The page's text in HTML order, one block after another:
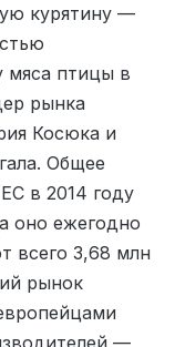
курятину —
мяса птицы в
рынка
Косюка и
Общее
в 2014 году
оно ежегодно
всего 3,68 млн
рынок
—